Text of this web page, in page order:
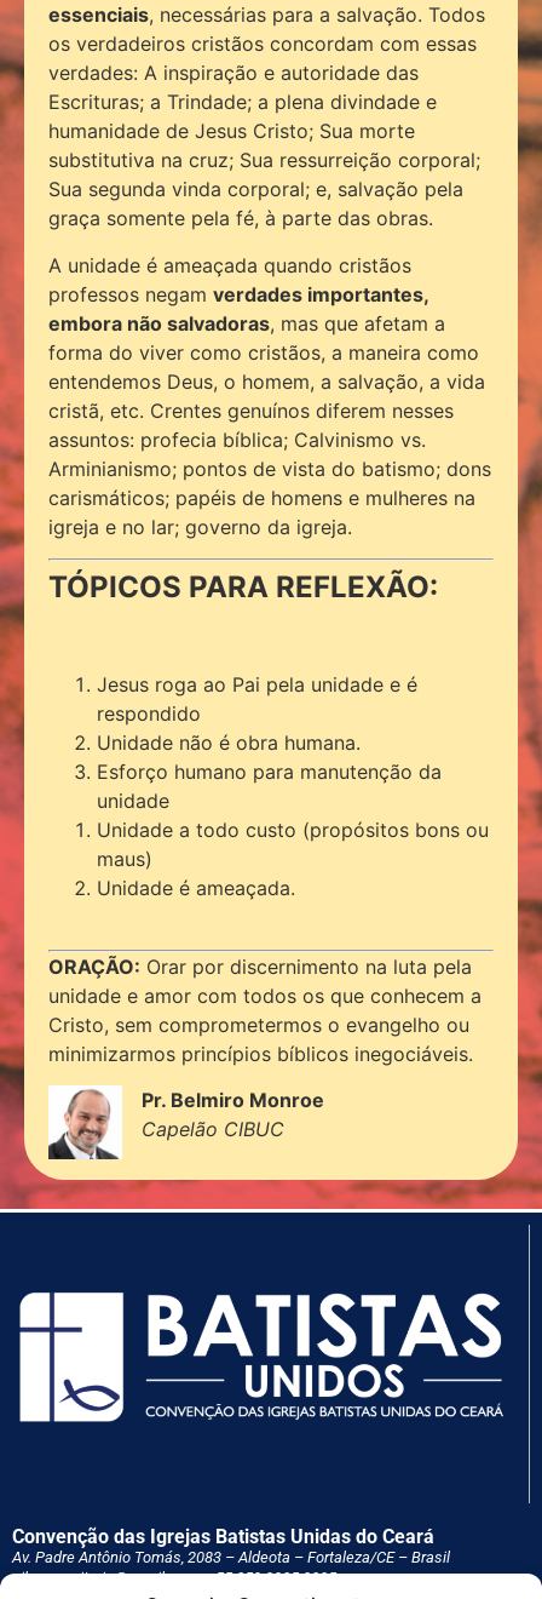
essenciais, necessárias para a salvação. Todos
os verdadeiros cristãos concordam com essas
verdades: A inspiração e autoridade das
Escrituras; a Trindade; a plena divindade e
humanidade de Jesus Cristo; Sua morte
substitutiva na cruz; Sua ressurreição corporal;
Sua segunda vinda corporal; e, salvação pela
graça somente pela fé, à parte das obras.
A unidade é ameaçada quando cristãos
professos negam verdades importantes,
embora não salvadoras, mas que afetam a
forma do viver como cristãos, a maneira como
entendemos Deus, o homem, a salvação, a vida
cristã, etc. Crentes genuínos diferem nesses
assuntos: profecia bíblica; Calvinismo vs.
Arminianismo; pontos de vista do batismo; dons
carismáticos; papéis de homens e mulheres na
igreja e no lar; governo da igreja.
TÓPICOS PARA REFLEXÃO:
Jesus roga ao Pai pela unidade e é
respondido
Unidade não é obra humana.
Esforço humano para manutenção da
unidade
Unidade a todo custo (propósitos bons ou
maus)
Unidade é ameaçada.
ORAÇÃO: Orar por discernimento na luta pela
unidade e amor com todos os que conhecem a
Cristo, sem comprometermos o evangelho ou
minimizarmos princípios bíblicos inegociáveis.
Pr. Belmiro Monroe
Capelão CIBUC
Convenção das Igrejas Batistas Unidas do Ceará
Av. Padre Antônio Tomás, 2083 – Aldeota – Fortaleza/CE – Brasil
cibucescritorio@gmail.com – 55 859.9985.3835